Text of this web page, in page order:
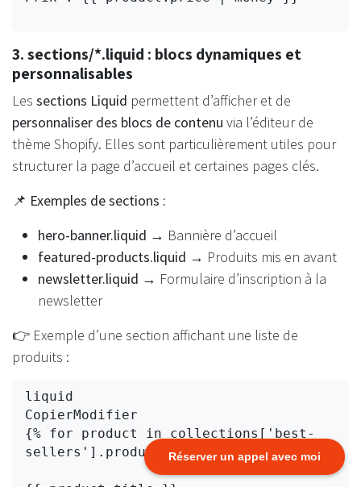
Réserver un appel avec moi
3. sections/*.liquid : blocs dynamiques et
personnalisables
Les sections Liquid permettent d’afficher et de
personnaliser des blocs de contenu via l’éditeur de
thème Shopify. Elles sont particulièrement utiles pour
structurer la page d’accueil et certaines pages clés.
📌 Exemples de sections :
hero-banner.liquid → Bannière d’accueil
featured-products.liquid → Produits mis en avant
newsletter.liquid → Formulaire d’inscription à la
newsletter
👉 Exemple d’une section affichant une liste de
produits :
liquid
CopierModifier
{% for product in collections['best-
sellers'].products %}